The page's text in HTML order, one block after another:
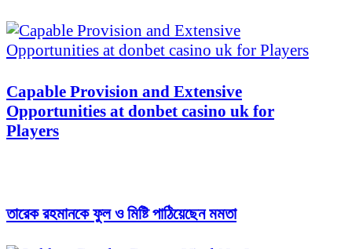
Capable Provision and Extensive
Opportunities at donbet casino uk for
Players
তারেক রহমানকে ফুল ও মিষ্টি পাঠিয়েছেন মমতা